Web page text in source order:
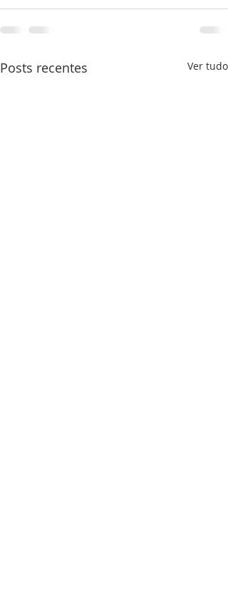
Posts recentes Ver tudo